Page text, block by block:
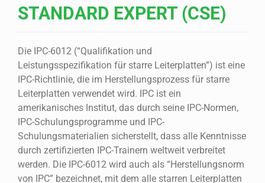
STANDARD EXPERT (CSE)
Die IPC-6012 (“Qualifikation und
Leistungsspezifikation für starre Leiterplatten”) ist eine
IPC-Richtlinie, die im Herstellungsprozess für starre
Leiterplatten verwendet wird. IPC ist ein
amerikanisches Institut, das durch seine IPC-Normen,
IPC-Schulungsprogramme und IPC-
Schulungsmaterialien sicherstellt, dass alle Kenntnisse
durch zertifizierten IPC-Trainern weltweit verbreitet
werden. Die IPC-6012 wird auch als “Herstellungsnorm
von IPC” bezeichnet, mit dem alle starren Leiterplatten